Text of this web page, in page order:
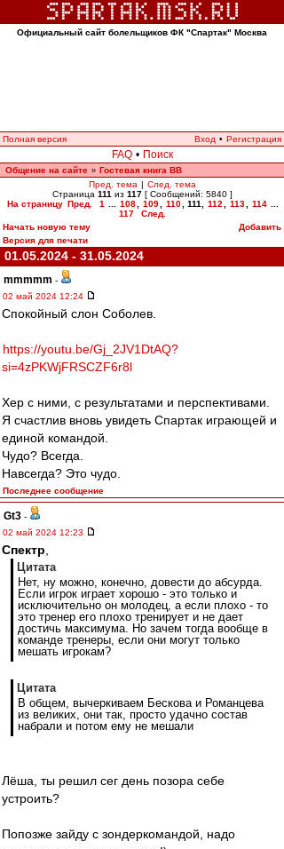
Официальный сайт болельщиков ФК "Спартак" Москва
Полная версия Вход • Регистрация
FAQ • Поиск
Общение на сайте » Гостевая книга ВВ
Пред. тема | След. тема
Страница 111 из 117[ Сообщений: 5840 ]
На страницу Пред. 1 108 109 110 111 112 113 114
117
След.
Начать новую тему
Добавить
Версия для печати
01.05.2024 - 31.05.2024
mmmmm -
02 май 2024 12:24
Спокойный слон Соболев.
https://youtu.be/Gj_2JV1DtAQ?
si=4zPKWjFRSCZF6r8l
Хер с ними, с результатами и перспективами.
Я счастлив вновь увидеть Спартак играющей и
единой командой.
Чудо? Всегда.
Навсегда? Это чудо.
Последнее сообщение
Gt3 -
02 май 2024 12:23
Спектр
Цитата
Нет, ну можно, конечно, довести до абсурда.
Если игрок играет хорошо - это только и
исключительно он молодец, а если плохо - то
это тренер его плохо тренирует и не дает
достичь максимума. Но зачем тогда вообще в
команде тренеры, если они могут только
мешать игрокам?
Цитата
В общем, вычеркиваем Бескова и Романцева
из великих, они так, просто удачно состав
набрали и потом ему не мешали
Лёша, ты решил сег день позора себе
устроить?
Попозже зайду с зондеркомандой, надо